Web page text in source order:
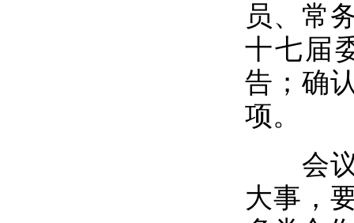
员、常
十七届
告；确
项。
会议
大事，